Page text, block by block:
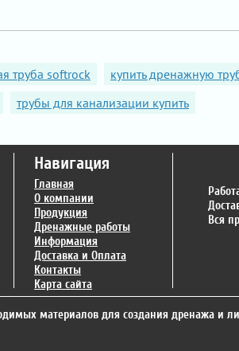
труба softrock
купить дренажную
трубы для канализации купить
Навигация
Главная
О компании
Продукция
Дренажные работы
Информация
Доставка и Оплата
Контакты
Карта сайта
Вся
материалов для создания дренажа и